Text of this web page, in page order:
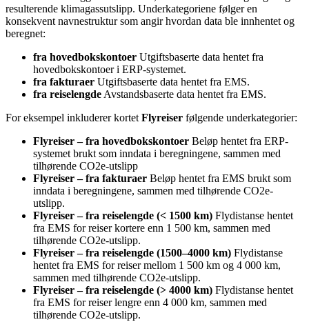
resulterende klimagassutslipp. Underkategoriene følger en
konsekvent navnestruktur som angir hvordan data ble innhentet og
beregnet:
fra hovedbokskontoer Utgiftsbaserte data hentet fra
hovedbokskontoer i ERP-systemet.
fra fakturaer Utgiftsbaserte data hentet fra EMS.
fra reiselengde Avstandsbaserte data hentet fra EMS.
For eksempel inkluderer kortet Flyreiser følgende underkategorier:
Flyreiser – fra hovedbokskontoer Beløp hentet fra ERP-
systemet brukt som inndata i beregningene, sammen med
tilhørende CO2e-utslipp
Flyreiser – fra fakturaer Beløp hentet fra EMS brukt som
inndata i beregningene, sammen med tilhørende CO2e-
utslipp.
Flyreiser – fra reiselengde (< 1500 km) Flydistanse hentet
fra EMS for reiser kortere enn 1 500 km, sammen med
tilhørende CO2e-utslipp.
Flyreiser – fra reiselengde (1500–4000 km) Flydistanse
hentet fra EMS for reiser mellom 1 500 km og 4 000 km,
sammen med tilhørende CO2e-utslipp.
Flyreiser – fra reiselengde (> 4000 km) Flydistanse hentet
fra EMS for reiser lengre enn 4 000 km, sammen med
tilhørende CO2e-utslipp.